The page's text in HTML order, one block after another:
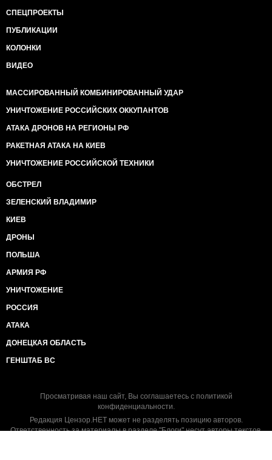
СПЕЦПРОЕКТЫ
ПУБЛИКАЦИИ
КОЛОНКИ
ВИДЕО
МАССИРОВАННЫЙ КОМБИНИРОВАННЫЙ УДАР
УНИЧТОЖЕНИЕ РОССИЙСКИХ ОККУПАНТОВ
АТАКА ДРОНОВ НА РЕГИОНЫ РФ
РАКЕТНАЯ АТАКА НА КИЕВ
УНИЧТОЖЕНИЕ РОССИЙСКОЙ ТЕХНИКИ
ОБСТРЕЛ
ЗЕЛЕНСКИЙ ВЛАДИМИР
КИЕВ
ДРОНЫ
ПОЛЬША
АРМИЯ РФ
УНИЧТОЖЕНИЕ
РОССИЯ
АТАКА
ДОНЕЦКАЯ ОБЛАСТЬ
ГЕНШТАБ ВС
Просматривая наш сайт, Вы соглашаетесь с политикой
конфиденциальности
Редакция Цензор.НЕТ может не разделять позицию авторов.
Ответственность за материалы в разделе "Блоги" несут авторы текстов.